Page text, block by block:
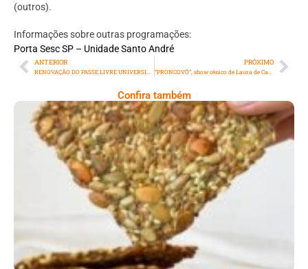
(outros).
Informações sobre outras programações:
Porta Sesc SP – Unidade Santo André
ANTERIOR PRÓXIMO
Confira também
Comer Bem: Cracker De Sementes